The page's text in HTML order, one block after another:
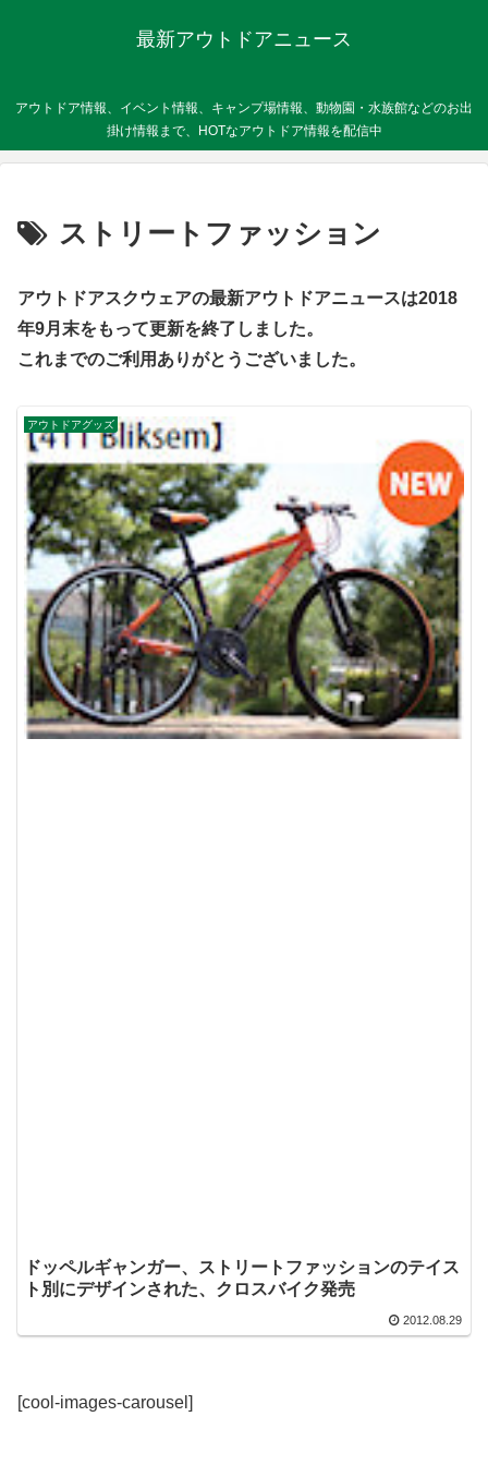
最新アウトドアニュース
アウトドア情報、イベント情報、キャンプ場情報、動物園・水族館などのお出
掛け情報まで、HOTなアウトドア情報を配信中
ストリートファッション
アウトドアスクウェアの最新アウトドアニュースは2018
年9月末をもって更新を終了しました。
これまでのご利用ありがとうございました。
アウトドアグッズ
ドッペルギャンガー、ストリートファッションのテイス
ト別にデザインされた、クロスバイク発売
2012.08.29
[cool-images-carousel]